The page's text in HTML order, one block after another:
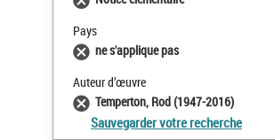
Pays
ne s'applique pas
Auteur d’œuvre
Temperton, Rod (1947-2016)
Sauvegarder votre recherche